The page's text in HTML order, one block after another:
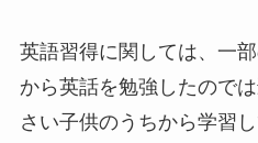
英語習得に関しては、一
から英話を勉強したので
さい子供のうちから学習